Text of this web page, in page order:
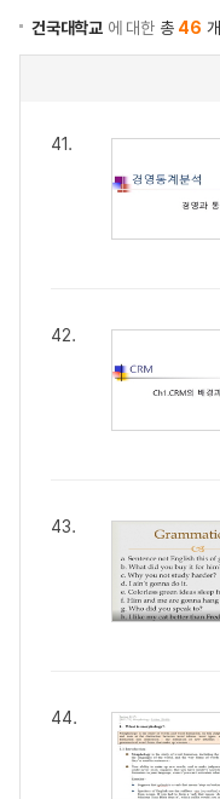
건국대학교 에 대한 총 46 개
41.
42.
43.
44.